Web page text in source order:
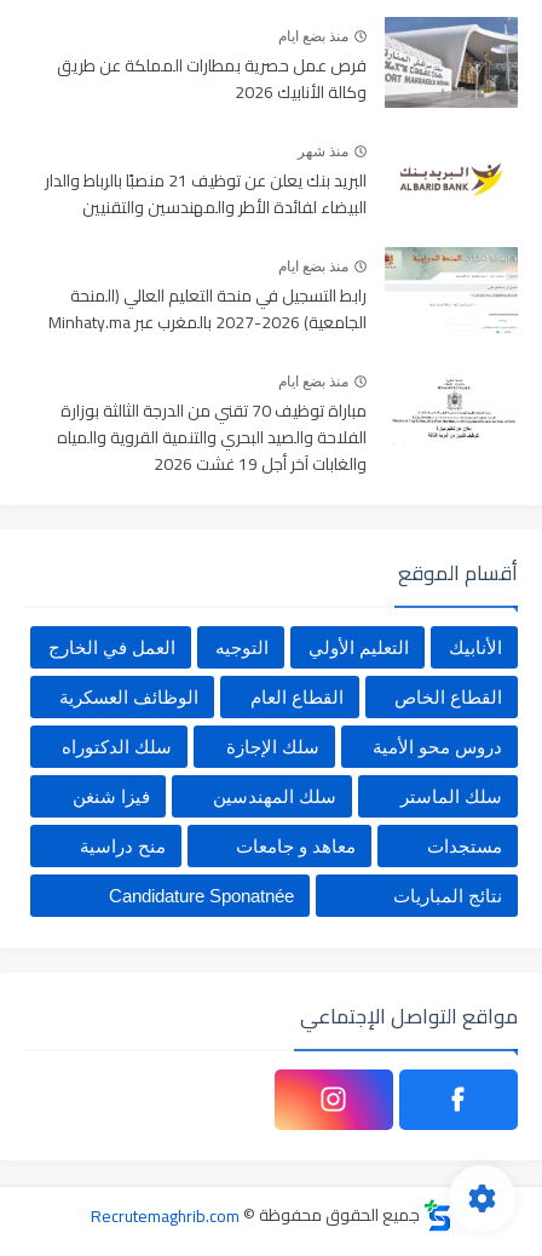
منذ بضع ايام
فرص عمل حصرية بمطارات المملكة عن طريق
وكالة الأنابيك 2026
منذ شهر
البريد بنك يعلن عن توظيف 21 منصبًا بالرباط والدار
البيضاء لفائدة الأطر والمهندسين والتقنيين
منذ بضع ايام
رابط التسجيل في منحة التعليم العالي (المنحة
الجامعية) 2026-2027 بالمغرب عبر Minhaty.ma
منذ بضع ايام
مباراة توظيف 70 تقني من الدرجة الثالثة بوزارة
الفلاحة والصيد البحري والتنمية القروية والمياه
والغابات آخر أجل 19 غشت 2026
أقسام الموقع
الأنابيك التعليم الأولي التوجيه العمل في الخارج
القطاع الخاص القطاع العام الوظائف العسكرية
دروس محو الأمية سلك الإجازة سلك الدكتوراه
سلك الماستر سلك المهندسين فيزا شنغن
مستجدات معاهد و جامعات منح دراسية
نتائج المباريات Candidature Sponatnée
مواقع التواصل الإجتماعي
جميع الحقوق محفوظة ©Recrutemaghrib.com